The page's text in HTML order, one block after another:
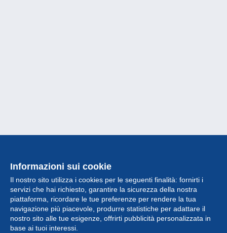
Informazioni sui cookie
Il nostro sito utilizza i cookies per le seguenti finalità: fornirti i
servizi che hai richiesto, garantire la sicurezza della nostra
piattaforma, ricordare le tue preferenze per rendere la tua
navigazione più piacevole, produrre statistiche per adattare il
nostro sito alle tue esigenze, offrirti pubblicità personalizzata in
base ai tuoi interessi.
Collezione